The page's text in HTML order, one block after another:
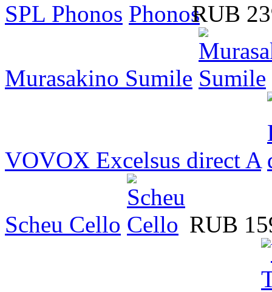
SPL Phonos RUB
Murasakino Sumile
VOVOX Excelsus direct A
Scheu Cello RUB